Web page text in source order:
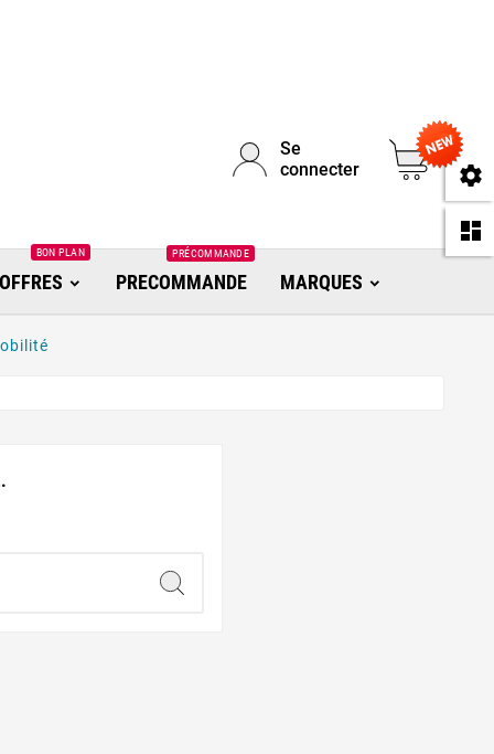
Se
connecter
0
OFFRES
BON PLAN
PRECOMMANDE
PRÉCOMMANDE
MARQUES